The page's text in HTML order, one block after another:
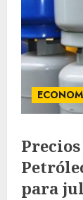
para